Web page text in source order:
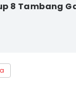
8 Tambang